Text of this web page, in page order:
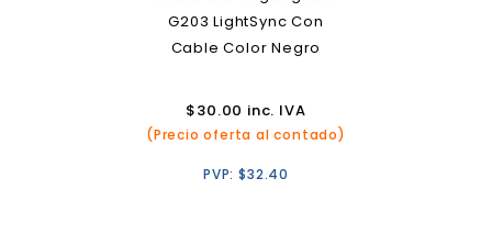
G203 LightSync Con
Cable Color Negro
$30.00 inc. IVA
(Precio oferta al contado)
PVP:$32.40